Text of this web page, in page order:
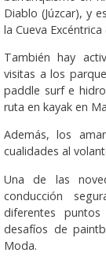
Diablo (Júzcar), y
la Cueva Excéntrica
También hay
visitas a los
paddle surf e
ruta en kayak en
Además, los
cualidades al
Una de las
conducción
diferentes
desafíos de
Moda.